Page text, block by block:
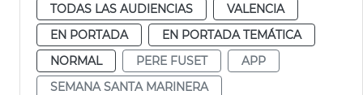
TODAS LAS AUDIENCIAS
VALENCIA
EN PORTADA
EN PORTADA TEMÁTICA
NORMAL
PERE FUSET
APP
SEMANA SANTA MARINERA